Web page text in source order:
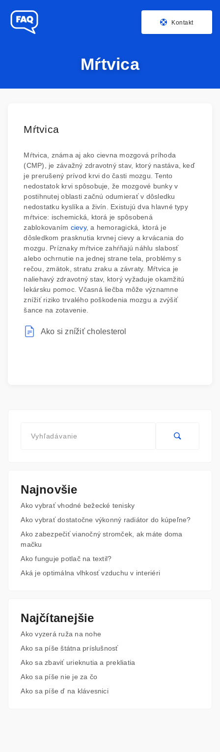
Kontakt
Mŕtvica
Mŕtvica
Mŕtvica, známa aj ako cievna mozgová príhoda
(CMP), je závažný zdravotný stav, ktorý nastáva, keď
je prerušený prívod krvi do časti mozgu. Tento
nedostatok krvi spôsobuje, že mozgové bunky v
postihnutej oblasti začnú odumierať v dôsledku
nedostatku kyslíka a živín. Existujú dva hlavné typy
mŕtvice: ischemická, ktorá je spôsobená
zablokovaním cievy, a hemoragická, ktorá je
dôsledkom prasknutia krvnej cievy a krvácania do
mozgu. Príznaky mŕtvice zahŕňajú náhlu slabosť
alebo ochrnutie na jednej strane tela, problémy s
rečou, zmätok, stratu zraku a závraty. Mŕtvica je
naliehavý zdravotný stav, ktorý vyžaduje okamžitú
lekársku pomoc. Včasná liečba môže významne
znížiť riziko trvalého poškodenia mozgu a zvýšiť
šance na zotavenie.
Ako si znížiť cholesterol
Najnovšie
Ako vybrať vhodné bežecké tenisky
Ako vybrať dostatočne výkonný radiátor do kúpeľne?
Ako zabezpečiť vianočný stromček, ak máte doma
mačku
Ako funguje potlač na textil?
Aká je optimálna vlhkosť vzduchu v interiéri
Najčítanejšie
Ako vyzerá ruža na nohe
Ako sa píše štátna príslušnosť
Ako sa zbaviť urieknutia a prekliatia
Ako sa píše nie je za čo
Ako sa píše ď na klávesnici